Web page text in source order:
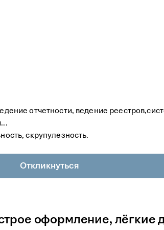
отчетности, ведение
скрупулезность.
Откликнуться
оформление, лёгкие